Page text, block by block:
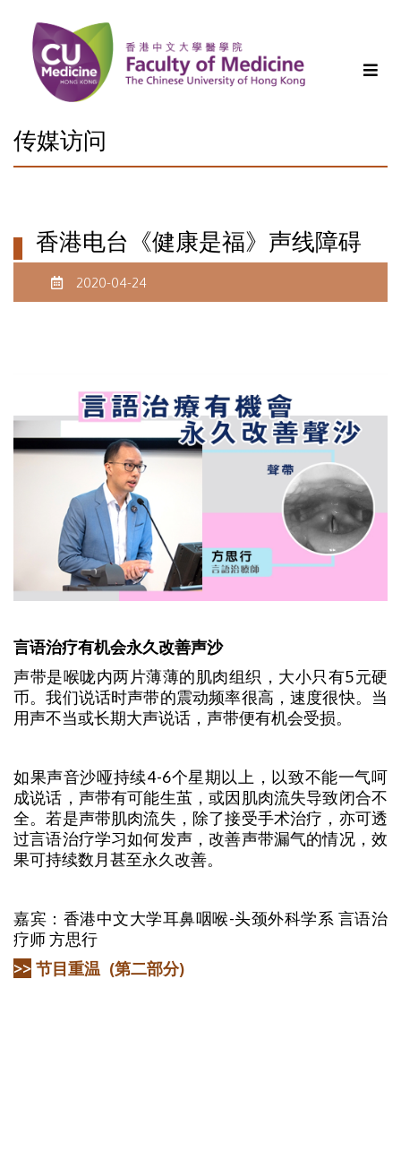
传媒访问
香港电台《健康是福》声线障碍
2020-04-24
言语治疗有机会永久改善声沙
声带是喉咙内两片薄薄的肌肉组织，大小只有5元硬
币。我们说话时声带的震动频率很高，速度很快。当
用声不当或长期大声说话，声带便有机会受损。
如果声音沙哑持续4-6个星期以上，以致不能一气呵
成说话，声带有可能生茧，或因肌肉流失导致闭合不
全。若是声带肌肉流失，除了接受手术治疗，亦可透
过言语治疗学习如何发声，改善声带漏气的情况，效
果可持续数月甚至永久改善。
嘉宾：香港中文大学耳鼻咽喉-头颈外科学系 言语治
疗师 方思行
>> 节目重温 (第二部分)